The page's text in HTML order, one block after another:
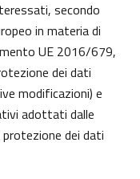
secondo
in materia di
UE 2016/679,
dei dati
modificazioni) e
adottati dalle
dei dati